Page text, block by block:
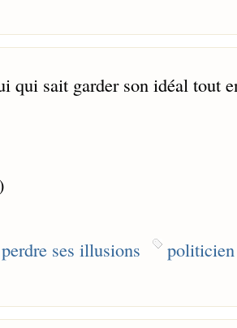
qui sait garder son idéal tout
perdre ses illusions politicien